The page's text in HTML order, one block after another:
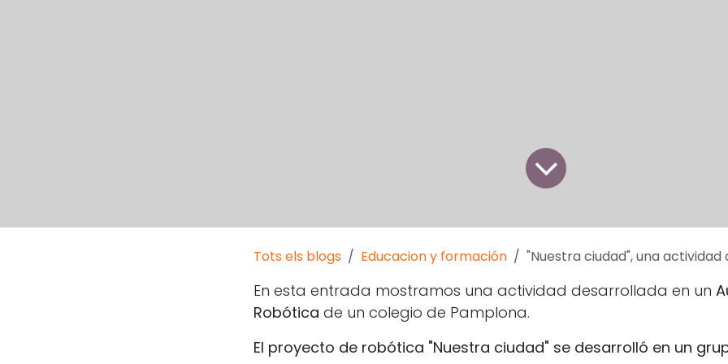
Tots els blogs Educacion y formación "Nuestra ciudad", una actividad
En esta entrada mostramos una actividad desarrollada en un
Robótica de un colegio de Pamplona.
El proyecto de robótica "Nuestra ciudad" se desarrolló en un